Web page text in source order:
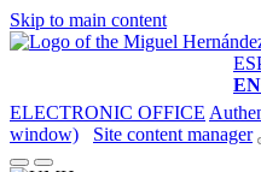
Skip to main content
ELECTRONIC OFFICE
window)
Site content manager